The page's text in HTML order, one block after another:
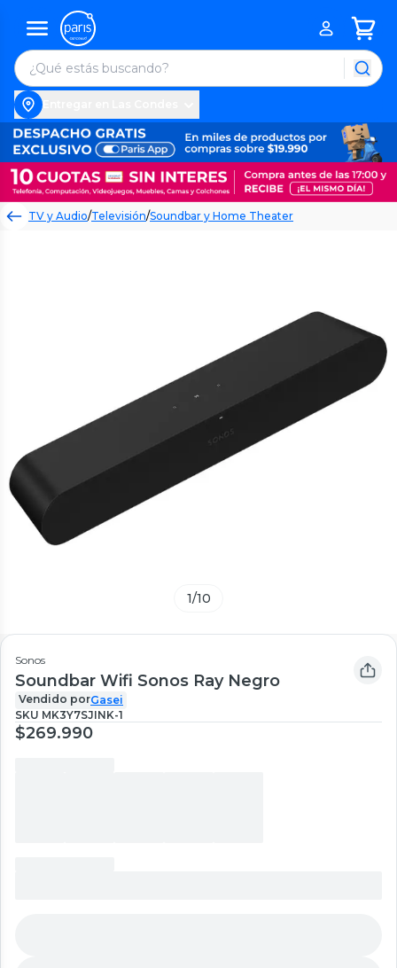
TV y Audio/Televisión/Soundbar y Home Theater
1/10
Sonos
Soundbar Wifi Sonos Ray Negro
Vendido porGasei
SKU MK3Y7SJINK-1
$269.990